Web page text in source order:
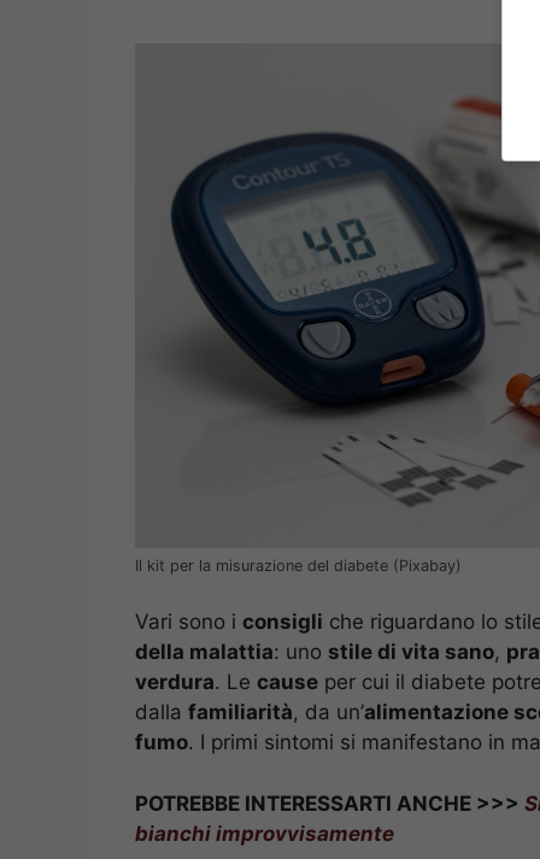
Il kit per la misurazione del diabete (Pixabay)
Vari sono i consigli che riguardano lo
della malattia: uno stile di vita sano,
verdura. Le cause per cui il diabete
dalla familiarità, da un’alimentazione
fumo. I primi sintomi si manifestano in
POTREBBE INTERESSARTI ANCHE >>>
bianchi improvvisamente